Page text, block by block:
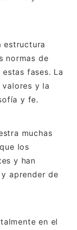
estructura
normas de
fases. La
y la
y fe.
muchas
los
y han
aprender de
en el